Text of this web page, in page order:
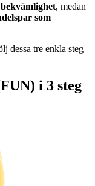
etc.
, medan
som
dessa tre enkla steg
i 3 steg